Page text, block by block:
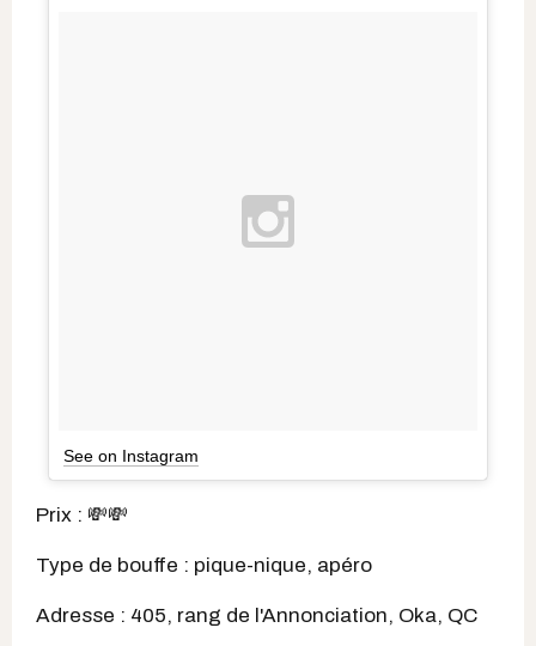
See on Instagram
Prix : 💸💸
Type de bouffe : pique-nique, apéro
Adresse : 405, rang de l'Annonciation, Oka, QC